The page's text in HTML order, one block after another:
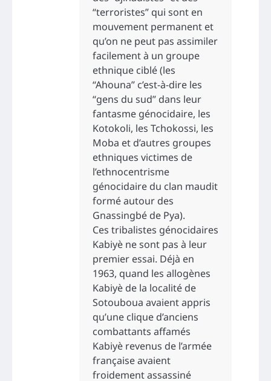
“terroristes” qui sont en
mouvement permanent et
qu’on ne peut pas assimiler
facilement à un groupe
ethnique ciblé (les
“Ahouna” c’est-à-dire les
“gens du sud” dans leur
fantasme génocidaire, les
Kotokoli, les Tchokossi, les
Moba et d’autres groupes
ethniques victimes de
l’ethnocentrisme
génocidaire du clan maudit
formé autour des
Gnassingbé de Pya).
Ces tribalistes génocidaires
Kabiyè ne sont pas à leur
premier essai. Déjà en
1963, quand les allogènes
Kabiyè de la localité de
Sotouboua avaient appris
qu’une clique d’anciens
combattants affamés
Kabiyè revenus de l’armée
française avaient
froidement assassiné